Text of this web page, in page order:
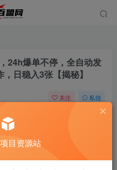
24h爆单不停，全自动发
日稳入3张【揭秘】
关注 私信
目资源站